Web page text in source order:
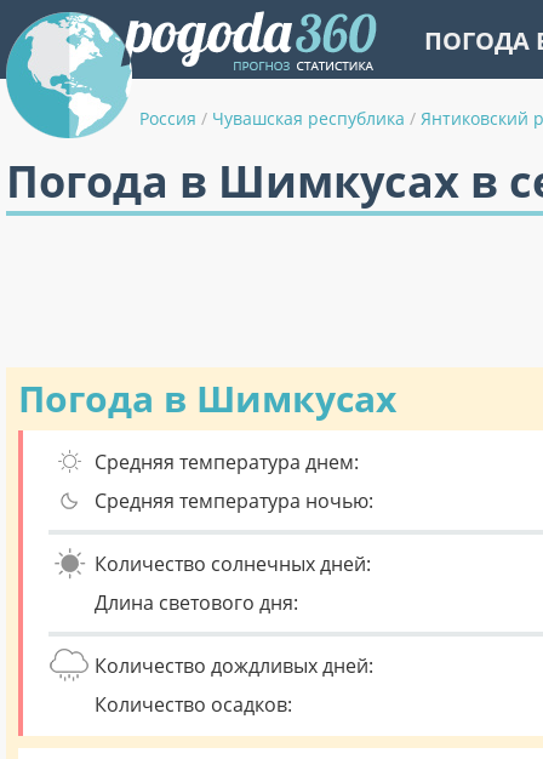
ПОГОДА
Россия / Чувашская республика / Янтиковский
Погода в Шимкусах в
Погода в Шимкусах
Средняя температура днем:
Средняя температура ночью:
Количество солнечных дней:
Длина светового дня:
Количество дождливых дней:
Количество осадков: